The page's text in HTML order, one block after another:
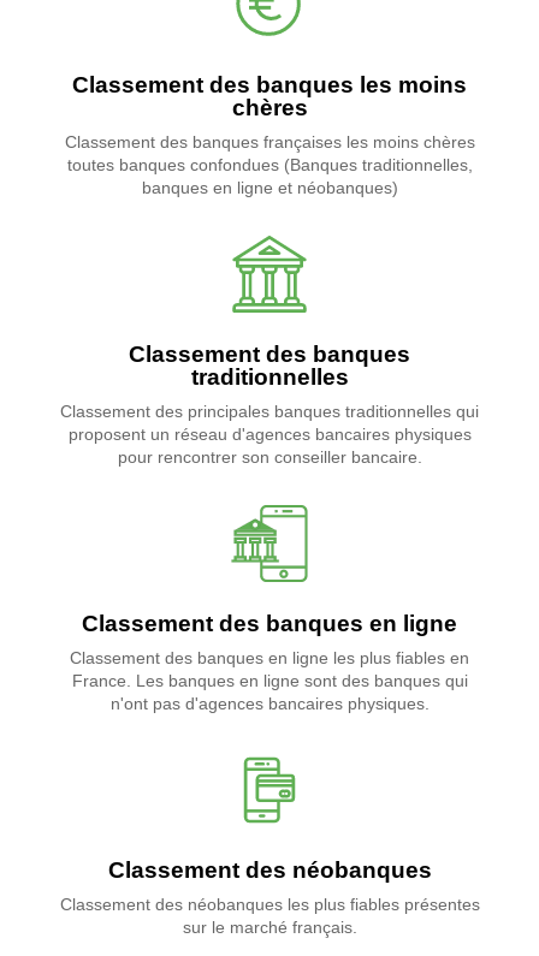
Classement des banques les moins
chères
Classement des banques françaises les moins chères
toutes banques confondues (Banques traditionnelles,
banques en ligne et néobanques)
Classement des banques
traditionnelles
Classement des principales banques traditionnelles qui
proposent un réseau d'agences bancaires physiques
pour rencontrer son conseiller bancaire.
Classement des banques en ligne
Classement des banques en ligne les plus fiables en
France. Les banques en ligne sont des banques qui
n'ont pas d'agences bancaires physiques.
Classement des néobanques
Classement des néobanques les plus fiables présentes
sur le marché français.